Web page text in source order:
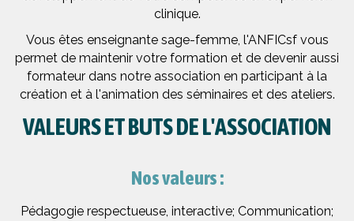
clinique.
Vous êtes enseignante sage-femme, l'ANFICsf vous
permet de maintenir votre formation et de devenir aussi
formateur dans notre association en participant à la
création et à l'animation des séminaires et des ateliers.
VALEURS ET BUTS DE L'ASSOCIATION
Nos valeurs :
Pédagogie respectueuse, interactive; Communication;